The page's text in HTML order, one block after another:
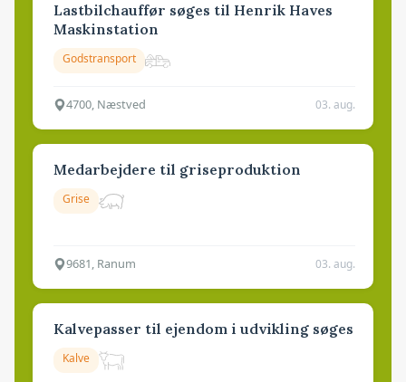
Lastbilchauffør søges til Henrik Haves
Maskinstation
Godstransport
4700, Næstved 03. aug.
Medarbejdere til griseproduktion
Grise
9681, Ranum 03. aug.
Kalvepasser til ejendom i udvikling søges
Kalve